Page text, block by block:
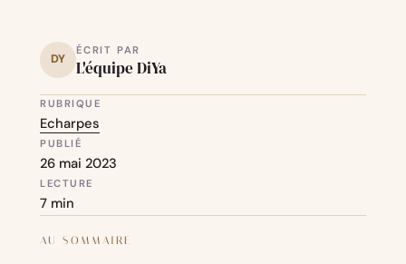
DY
ÉCRIT PAR
L'équipe DiYa
RUBRIQUE
Echarpes
PUBLIÉ
26 mai 2023
LECTURE
7 min
AU SOMMAIRE